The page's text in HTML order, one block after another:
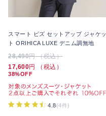
スマート ビズ セットアップ ジャケッ
ト ORIHICA LUXE デニム調無地
28,490円 （税込）
17,600円 （税込）
38%OFF
4.8(4件)